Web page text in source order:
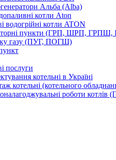
Альба (Alba)
котли Aton
водогрійні котли ATON
пункти (ГРП, ШРП, ГРПШ,
газу (ПУГ, ПОГШ)
послуги
котельні в Україні
котельні (котельного
роботи котлів